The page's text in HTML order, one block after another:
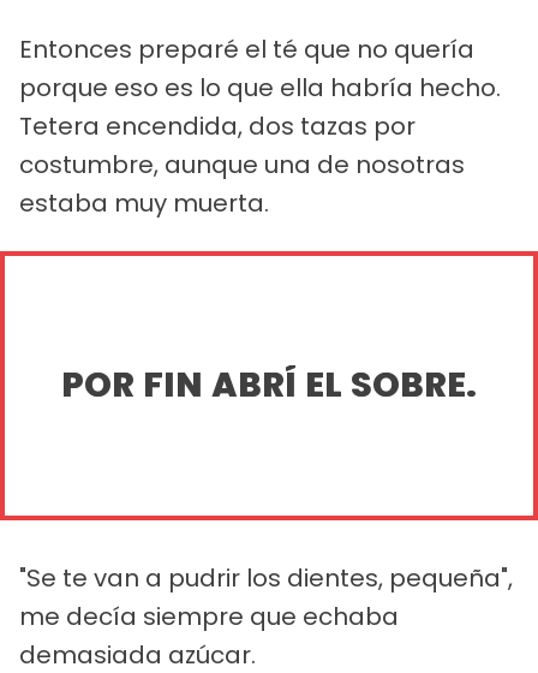
Entonces preparé el té que no quería
porque eso es lo que ella habría hecho.
Tetera encendida, dos tazas por
costumbre, aunque una de nosotras
estaba muy muerta.
POR FIN ABRÍ EL SOBRE.
"Se te van a pudrir los dientes, pequeña",
me decía siempre que echaba
demasiada azúcar.